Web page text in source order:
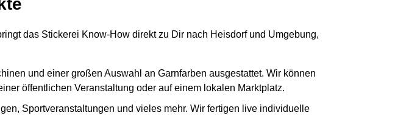
das Stickerei Know-How direkt zu Dir nach Heisdorf und Umgebung,
und einer großen Auswahl an Garnfarben ausgestattet. Wir können
öffentlichen Veranstaltung oder auf einem lokalen Marktplatz.
Sportveranstaltungen und vieles mehr. Wir fertigen live individuelle